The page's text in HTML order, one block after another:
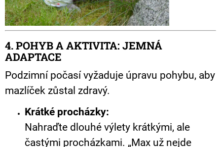
4. POHYB A AKTIVITA: JEMNÁ
ADAPTACE
Podzimní počasí vyžaduje úpravu pohybu, aby
mazlíček zůstal zdravý.
Krátké procházky:
Nahraďte dlouhé výlety krátkými, ale
častými procházkami. „Max už nejde